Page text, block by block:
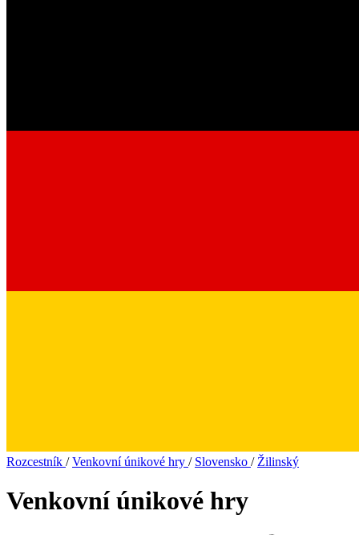
Rozcestník / Venkovní únikové hry / Slovensko / Žilinský
Venkovní únikové hry